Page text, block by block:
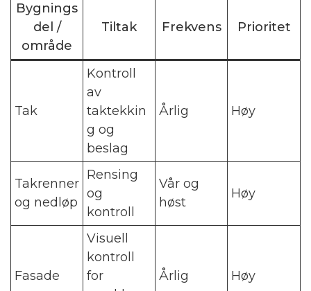
Bygnings
del /
område
Tiltak Frekvens Prioritet
Tak
Kontroll
av
taktekkin
g og
beslag
Årlig Høy
Takrenner
og nedløp
Rensing
og
kontroll
Vår og
høst
Høy
Fasade
Visuell
kontroll
for
Årlig Høy